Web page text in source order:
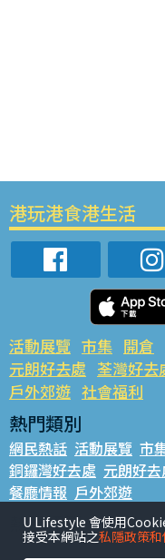
港玩港食港生活
活動展覽 市集 開倉
元朗好去處 荃灣好去
戶外郊遊 社會福利
熱門類別
網民熱話 活動展覽 市
銅鑼灣好去處 元朗好去
餐廳情報 戶外郊遊
熱門標籤
#UGO搵好去處 #人氣
U Lifestyle 會使用
接受本網站之私隱政策